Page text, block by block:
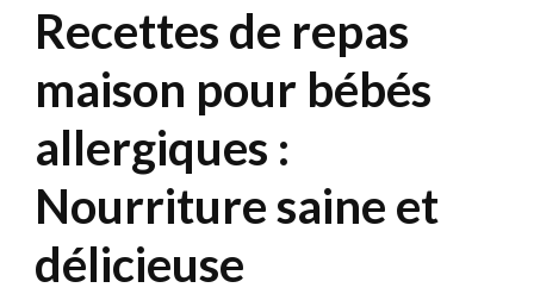
Recettes de repas
maison pour bébés
allergiques :
Nourriture saine et
délicieuse